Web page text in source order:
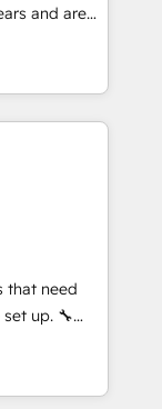
na
em
rotinas
Somos
Latina e
da
and are
technically
contribute
incredible
website,
that need
up. 🔧